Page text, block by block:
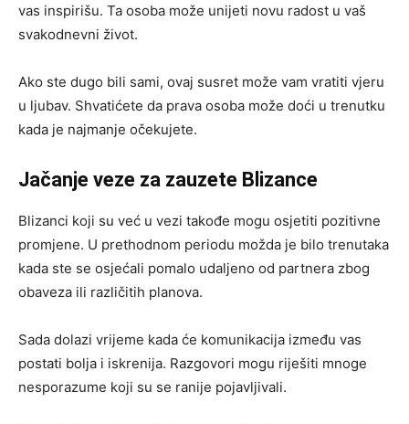
vas inspirišu. Ta osoba može unijeti novu radost u vaš
svakodnevni život.
Ako ste dugo bili sami, ovaj susret može vam vratiti vjeru
u ljubav. Shvatićete da prava osoba može doći u trenutku
kada je najmanje očekujete.
Jačanje veze za zauzete Blizance
Blizanci koji su već u vezi takođe mogu osjetiti pozitivne
promjene. U prethodnom periodu možda je bilo trenutaka
kada ste se osjećali pomalo udaljeno od partnera zbog
obaveza ili različitih planova.
Sada dolazi vrijeme kada će komunikacija između vas
postati bolja i iskrenija. Razgovori mogu riješiti mnoge
nesporazume koji su se ranije pojavljivali.